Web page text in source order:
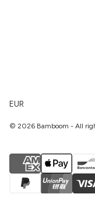
EUR
© 2026 Bamboom - All